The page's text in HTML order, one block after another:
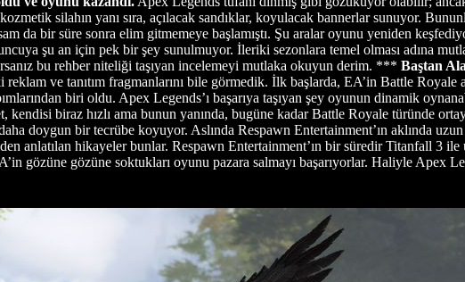
silahın yanı sıra, açılacak sandıklar, koyulacak bannerlar sunuyor.
da bir süre sonra elim gitmemeye başlamıştı. Şu aralar oyunu yeniden
şu an için pek bir şey sunulmuyor. İleriki sezonlara temel olması adına
bu rehber niteliği taşıyan incelemeyi mutlaka okuyun derim. *** Baştan
ve tanıtım fragmanlarını bile görmedik. İlk başlarda, EA’in Battle Royale
biri oldu. Apex Legends’ı başarıya taşıyan şey oyunun dinamik
kendisi biraz hızlı ama bunun yanında, bugüne kadar Battle Royale türünde
doygun bir tecrübe koyuyor. Aslında Respawn Entertainment’ın aklında
anlatılan hikayeler bunlar. Respawn Entertainment’ın bir süredir Titanfall 3 ile
gözüne gözüne soktukları oyunu pazara salmayı başarıyorlar. Haliyle Apex